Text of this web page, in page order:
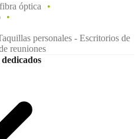
óptica
personales - Escritorios de
reuniones